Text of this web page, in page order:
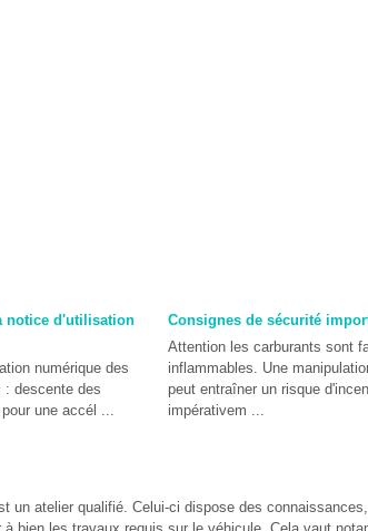
notice d'utilisation
numérique des
: descente des
une accél ...
Consignes de sécurité
Attention les carburants sont
inflammables. Une
peut entraîner un risque
impérativem ...
un atelier qualifié. Celui-ci dispose des